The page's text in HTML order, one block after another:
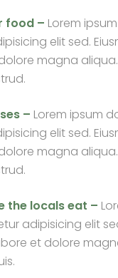
food – Lorem
elit sed.
magna
– Lorem ipsum
elit sed.
magna
the locals eat –
adipisicing elit
et dolore